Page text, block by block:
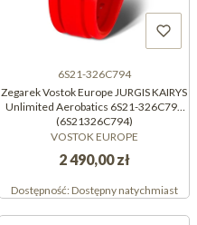
6S21-326C794
Zegarek Vostok Europe JURGIS KAIRYS
Unlimited Aerobatics 6S21-326C794
(6S21326C794)
VOSTOK EUROPE
2 490,00 zł
Dostępność:Dostępny natychmiast